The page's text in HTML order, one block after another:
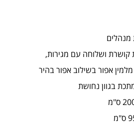
קושרת ושלוחה עם מגירות,
אפור בשילוב אפור בהיר
בגוון נחושת